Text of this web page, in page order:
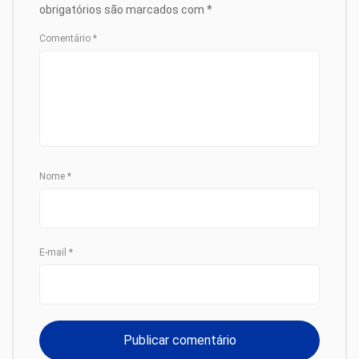
obrigatórios são marcados com *
Comentário *
Nome *
E-mail *